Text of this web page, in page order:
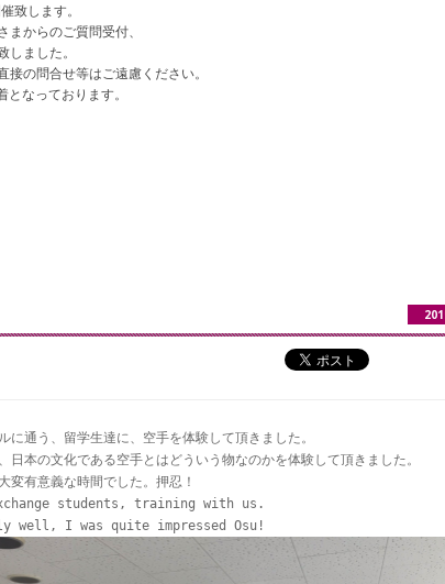
致します。
からのご質問受付、
ました。
の問合せ等はご遠慮ください。
なっております。
に通う、留学生達に、空手を体験して頂きました。
日本の文化である空手とはどういう物なのかを体験して頂きました。
変有意義な時間でした。押忍！
students, training with us.